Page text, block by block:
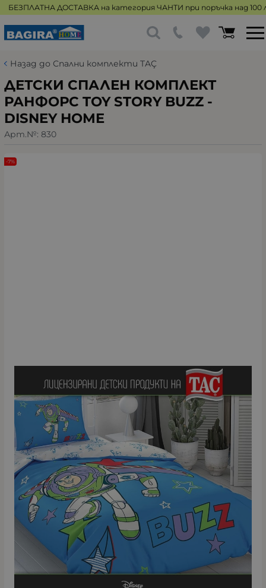
БЕЗПЛАТНА ДОСТАВКА на категория ЧАНТИ при поръчка над 100
Назад до Спални комплекти TAÇ
ДЕТСКИ СПАЛЕН КОМПЛЕКТ
РАНФОРС TOY STORY BUZZ -
DISNEY HOME
Арт.№: 830
-7%